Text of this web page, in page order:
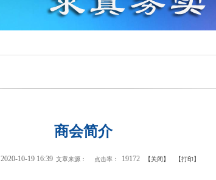
商会简介
2020-10-19 16:39 文章来源： 点击率： 19172 【关闭】 【打印】